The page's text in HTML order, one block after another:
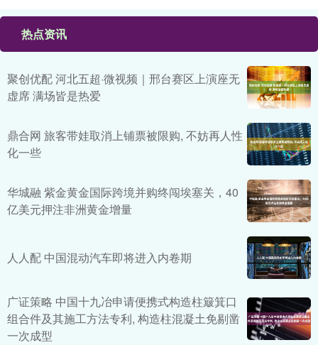
热点资讯
聚创优配 河北五超·微视频｜邢台赛区上演座无
虚席 满场皆是热爱
鼎合网 旅客带娃取消上铺票被限购, 不妨再人性
化一些
华城融 紫金黄金国际跨境并购终闯埃塞关，40
亿美元押注非洲黄金增量
人人配 中国混动汽车即将进入内卷期
广证策略 中国十九冶申请便携式构造柱簸箕口
组合件及其施工方法专利, 构造柱混凝土免剔凿
一次成型